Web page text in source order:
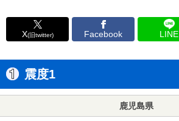
X(旧twitter) Facebook LINE
震度1
鹿児島県